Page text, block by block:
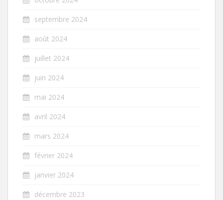
septembre 2024
août 2024
juillet 2024
juin 2024
mai 2024
avril 2024
mars 2024
février 2024
janvier 2024
décembre 2023